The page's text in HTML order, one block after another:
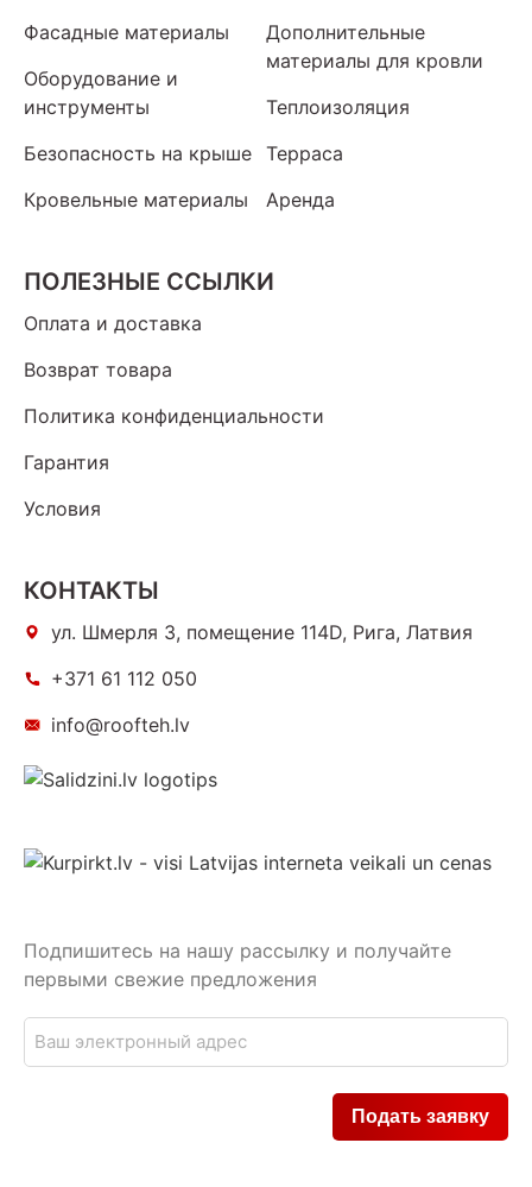
Фасадные материалы
Оборудование и
инструменты
Безопасность на крыше
Кровельные материалы
Дополнительные
материалы для кровли
Теплоизоляция
Терраса
Аренда
ПОЛЕЗНЫЕ ССЫЛКИ
Оплата и доставка
Возврат товара
Политика конфиденциальности
Гарантия
Условия
КОНТАКТЫ
ул. Шмерля 3, помещение 114D, Рига, Латвия
+371 61 112 050
info@roofteh.lv
Подпишитесь на нашу рассылку и получайте
первыми свежие предложения